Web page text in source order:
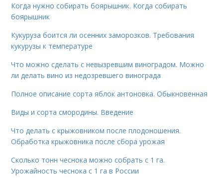
Когда нужно собирать боярышник. Когда собирать
боярышник
Кукуруза боится ли осенних заморозков. Требования
кукурузы к температуре
Что можно сделать с невызревшим виноградом. Можно
ли делать вино из недозревшего винограда
Полное описание сорта яблок антоновка. Обыкновенная
Виды и сорта смородины. Введение
Что делать с крыжовником после плодоношения.
Обработка крыжовника после сбора урожая
Сколько тонн чеснока можно собрать с 1 га.
Урожайность чеснока с 1 га в России